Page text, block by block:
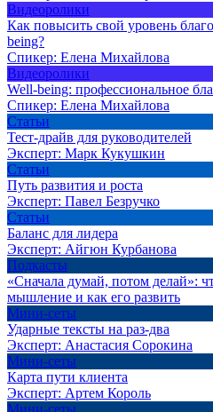
Видеоролики
Как повысить свой уровень
being?
Спикер: Елена Михайлова
Видеоролики
Well-being: профессиональное
Спикер: Елена Михайлова
Статьи
Тест-драйв для руководителей
Эксперт: Марк Кукушкин
Статьи
Путь развития и роста
Эксперт: Павел Безручко
Статьи
Баланс для лидера
Эксперт: Айгюн Курбанова
Подкасты
«Сначала думай, потом делай»:
мышление и как его развить
Мини-сеты
Ударные тексты на раз-два
Эксперт: Анастасия Сорокина
Мини-сеты
Карта пути клиента
Эксперт: Артем Король
Мини-сеты